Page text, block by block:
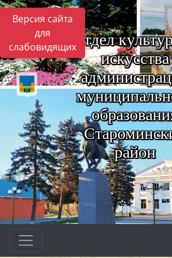
Версия сайта
для
слабовидящих Отдел
искусства
район